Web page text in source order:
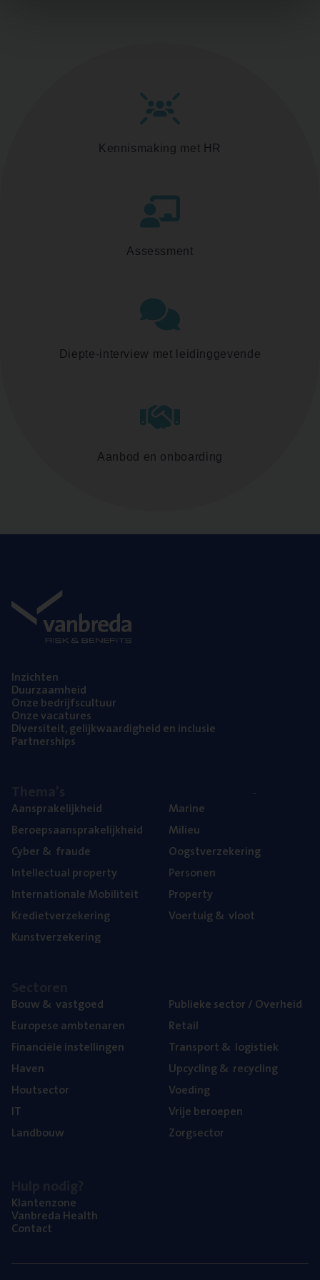
Kennismaking met HR
Assessment
Diepte-interview met leidinggevende
Aanbod en onboarding
Inzich­ten
Duur­zaam­heid
Onze bedrijfs­cul­tuur
Onze vaca­tu­res
Diver­si­teit, gelijk­waar­dig­heid en inclusie
Part­ner­ships
Aan­spra­ke­lijk­heid
Beroeps­aan­spra­ke­lijk­heid
Cyber& fraude
Intel­lec­tu­al property
Inter­na­ti­o­na­le Mobiliteit
Kre­diet­ver­ze­ke­ring
Kunst­ver­ze­ke­ring
Mari­ne
Mili­eu
Oogst­ver­ze­ke­ring
Per­so­nen
Pro­per­ty
Voer­tuig& vloot
Bouw& vastgoed
Euro­pe­se ambtenaren
Finan­ci­ë­le instellingen
Haven
Hout­sec­tor
IT
Land­bouw
Publie­ke sec­tor / Overheid
Retail
Trans­port& logistiek
Upcy­cling& recycling
Voe­ding
Vrije beroe­pen
Zorg­sec­tor
Klan­ten­zo­ne
Van­b­re­da Health
Con­tact